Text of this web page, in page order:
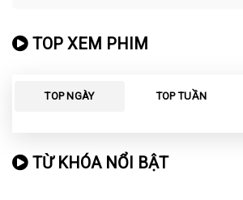
TOP XEM PHIM
TOP NGÀY TOP TUẦN
TỪ KHÓA NỔI BẬT